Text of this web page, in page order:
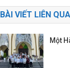
BÀI VIẾT LIÊN
Một